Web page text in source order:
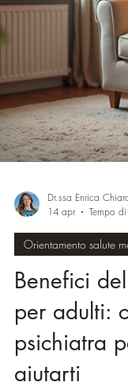
Dr.ssa Enrica
14 apr
Tempo di
Benefici
per adulti:
psichiatra